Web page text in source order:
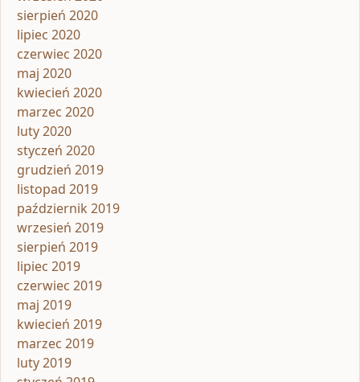
sierpień 2020
lipiec 2020
czerwiec 2020
maj 2020
kwiecień 2020
marzec 2020
luty 2020
styczeń 2020
grudzień 2019
listopad 2019
październik 2019
wrzesień 2019
sierpień 2019
lipiec 2019
czerwiec 2019
maj 2019
kwiecień 2019
marzec 2019
luty 2019